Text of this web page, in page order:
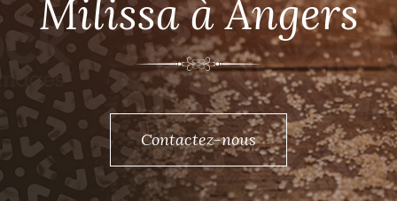
Milissa à Angers
Contactez-nous